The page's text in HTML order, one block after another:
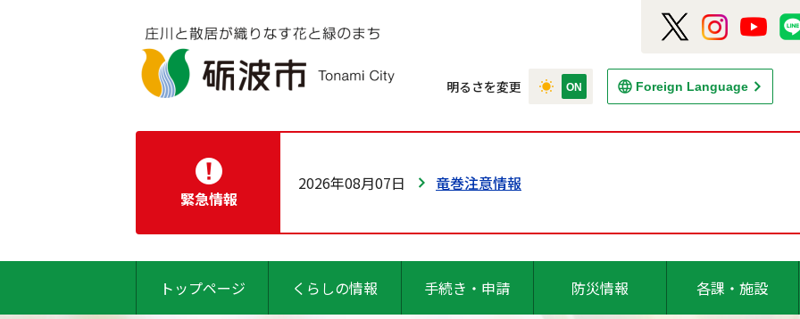
明るさを変更 Foreign Language
緊急情報
2026年08月07日 竜巻注意情報
トップページ くらしの情報 手続き・申請 防災情報 各課・施設